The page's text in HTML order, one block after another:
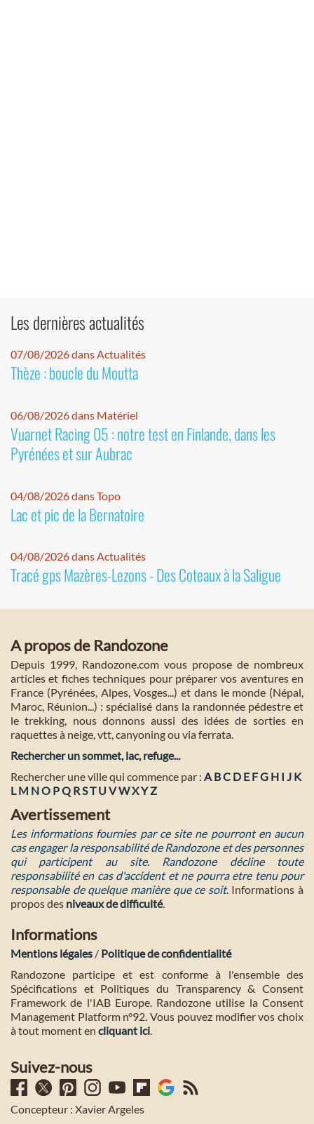
Les dernières actualités
07/08/2026 dans Actualités
Thèze : boucle du Moutta
06/08/2026 dans Matériel
Vuarnet Racing 05 : notre test en Finlande, dans les
Pyrénées et sur Aubrac
04/08/2026 dans Topo
Lac et pic de la Bernatoire
04/08/2026 dans Actualités
Tracé gps Mazères-Lezons - Des Coteaux à la Saligue
A propos de Randozone
Depuis 1999, Randozone.com vous propose de nombreux
articles et fiches techniques pour préparer vos aventures en
France (Pyrénées, Alpes, Vosges...) et dans le monde (Népal,
Maroc, Réunion...) : spécialisé dans la randonnée pédestre et
le trekking, nous donnons aussi des idées de sorties en
raquettes à neige, vtt, canyoning ou via ferrata.
Rechercher un sommet, lac, refuge...
Rechercher une ville qui commence par : A BC D E FG H I J K
L M NO PQ RST U VWXYZ
Avertissement
Les informations fournies par ce site ne pourront en aucun
cas engager la responsabilité de Randozone et des personnes
qui participent au site. Randozone décline toute
responsabilité en cas d'accident et ne pourra etre tenu pour
responsable de quelque manière que ce soit. Informations à
propos des niveaux de difficulté.
Informations
Mentions légales / Politique de confidentialité
Randozone participe et est conforme à l'ensemble des
Spécifications et Politiques du Transparency & Consent
Framework de l'IAB Europe. Randozone utilise la Consent
Management Platform n°92. Vous pouvez modifier vos choix
à tout moment en cliquant ici.
Suivez-nous
Concepteur : Xavier Argeles